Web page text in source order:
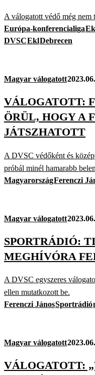
A válogatott védő még
Európa-konferencialiga
DVSCEklDebrecen
Magyar válogatott
VÁLOGATOTT:
ÖRÜL, HOGY A
JÁTSZHATOTT
A DVSC védőként és
próbál minél hamarabb
MagyarországFerenczi
Magyar válogatott
SPORTRÁDIÓ:
MEGHÍVÓRA
A DVSC egyszeres
ellen mutatkozott be.
Ferenczi JánosSportrádió
Magyar válogatott
VÁLOGATOTT: